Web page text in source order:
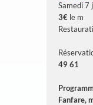
Samedi 7
3€ le m
49 61
Fanfare,